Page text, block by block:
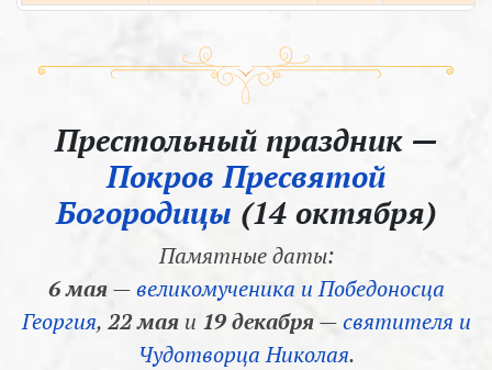
Престольный праздник —
Покров Пресвятой
Богородицы (14 октября)
Памятные даты:
6 мая—великомученика и Победоносца
Георгия, 22 маяи 19 декабря—святителя и
Чудотворца Николая.